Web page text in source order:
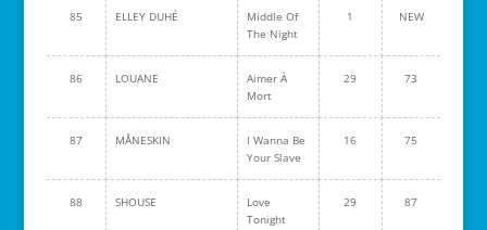
85 ELLEY DUHÉ
Middle Of
The Night
1 NEW
86 LOUANE
Aimer À
Mort
29 73
87 MÅNESKIN
I Wanna Be
Your Slave
16 75
88 SHOUSE
Love
Tonight
29 87